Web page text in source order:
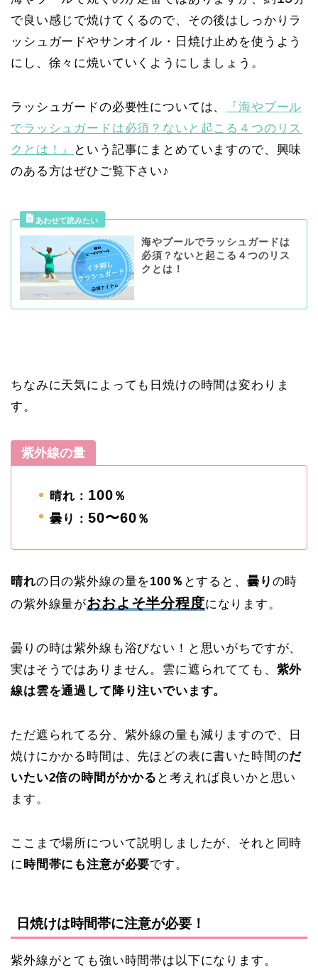
で良い感じで焼けてくるので、その後はしっかりラ
ッシュガードやサンオイル・日焼け止めを使うよう
にし、徐々に焼いていくようにしましょう。
ラッシュガードの必要性については、
『海やプール
でラッシュガードは必須？ないと起こる４つのリス
クとは！』
という記事にまとめていますので、興味
のある方はぜひご覧下さい♪
海やプールでラッシュガードは
必須？ないと起こる４つのリス
クとは！
ちなみに天気によっても日焼けの時間は変わりま
す。
紫外線の量
晴れ： 100 ％
曇り： 50〜60 ％
晴れの日の紫外線の量を100％ とすると、 曇り の時
の紫外線量がおおよそ半分程度になります。
曇りの時は紫外線も浴びない！と思いがちですが、
実はそうではありません。雲に遮られてても、 紫外
線は雲を通過して降り注いでいます。
ただ遮られてる分、紫外線の量も減りますので、日
焼けにかかる時間は、先ほどの表に書いた時間のだ
いたい2倍の時間がかかる と考えれば良いかと思い
ます。
ここまで場所について説明しましたが、それと同時
に 時間帯にも注意が必要です。
日焼けは時間帯に注意が必要！
紫外線がとても強い時間帯は以下になります。